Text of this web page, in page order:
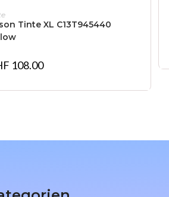
Tinte XL C13T945440
108.00